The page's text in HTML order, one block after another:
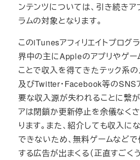
ンテンツについては、引き続きア
ラムの対象となります。
このiTunesアフィリエイトプログ
界中の主にAppleのアプリやゲー
ことで収入を得てきたテック系
及びTwitter・Facebook等のSNS
要な収入源が失われることに繋が
アは閉鎖か更新停止を余儀なく
ります。また、紹介しても収入に
できないため、無料ゲームなど
する広告が出まくる（正直すごく